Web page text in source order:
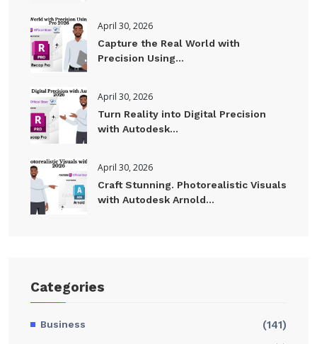
April 30, 2026
Capture the Real World with
Precision Using...
April 30, 2026
Turn Reality into Digital Precision
with Autodesk...
April 30, 2026
Craft Stunning. Photorealistic Visuals
with Autodesk Arnold...
Categories
Business (141)